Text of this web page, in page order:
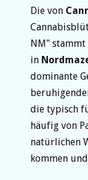
Die von
NM" stammt
in
dominante
die typisch
häufig von
natürlichen
kommen